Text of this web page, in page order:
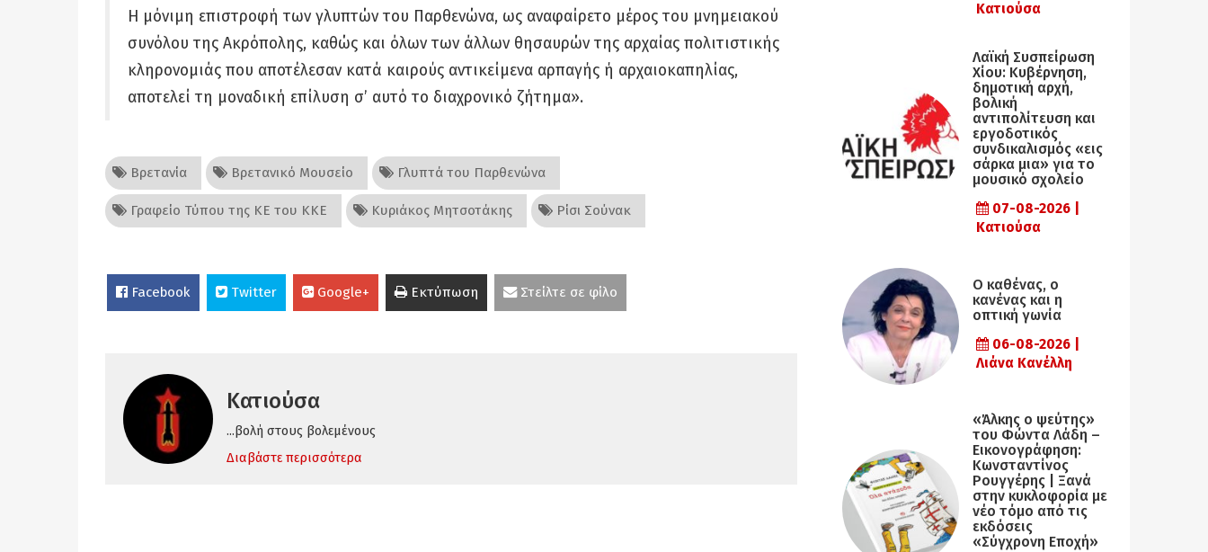
Η μόνιμη επιστροφή των γλυπτών του Παρθενώνα, ως αναφαίρετο μέρος του μνημειακού
συνόλου της Ακρόπολης, καθώς και όλων των άλλων θησαυρών της αρχαίας πολιτιστικής
κληρονομιάς που αποτέλεσαν κατά καιρούς αντικείμενα αρπαγής ή αρχαιοκαπηλίας,
αποτελεί τη μοναδική επίλυση σ’ αυτό το διαχρονικό ζήτημα».
Βρετανία Βρετανικό Μουσείο Γλυπτά του Παρθενώνα
Γραφείο Τύπου της ΚΕ του ΚΚΕ Κυριάκος Μητσοτάκης Ρίσι Σούνακ
Facebook Twitter Google+ Εκτύπωση Στείλτε σε φίλο
Κατιούσα
...βολή στους βολεμένους
Διαβάστε περισσότερα
Κατιούσα
Λαϊκή Συσπείρωση
Χίου: Κυβέρνηση,
δημοτική αρχή,
βολική
αντιπολίτευση και
εργοδοτικός
συνδικαλισμός «εις
σάρκα μια» για το
μουσικό σχολείο
07-08-2026 |
Κατιούσα
Ο καθένας, ο
κανένας και η
οπτική γωνία
06-08-2026 |
Λιάνα Κανέλλη
«Άλκης ο ψεύτης»
του Φώντα Λάδη –
Εικονογράφηση:
Κωνσταντίνος
Ρουγγέρης | Ξανά
στην κυκλοφορία με
νέο τόμο από τις
εκδόσεις
«Σύγχρονη Εποχή»